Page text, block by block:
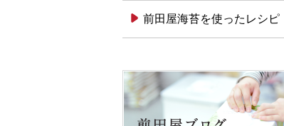
前田屋海苔を使ったレシピ